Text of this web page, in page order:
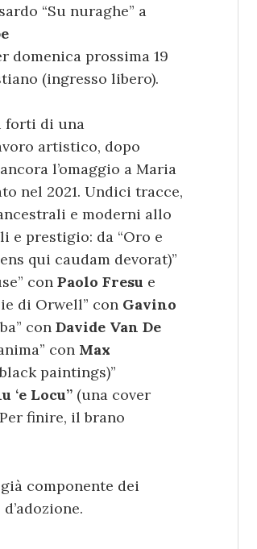
“Su nuraghe” a
domenica prossima 19
(ingresso libero).
forti di una
artistico, dopo
l’omaggio a Maria
nel 2021. Undici tracce,
e moderni allo
e prestigio: da “Oro e
qui caudam devorat)”
con Paolo Fresu e
di Orwell” con Gavino
con Davide Van De
con Max
paintings)”
‘e Locu” (una cover
finire, il brano
componente dei